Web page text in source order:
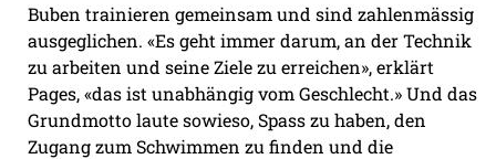
Buben trainieren gemeinsam und sind zahlenmässig
ausgeglichen. «Es geht immer darum, an der Technik
zu arbeiten und seine Ziele zu erreichen», erklärt
Pages, «das ist unabhängig vom Geschlecht.» Und das
Grundmotto laute sowieso, Spass zu haben, den
Zugang zum Schwimmen zu finden und die